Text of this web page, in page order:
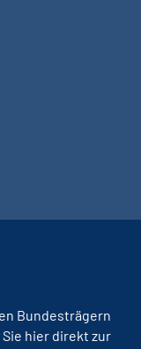
Bundesträgern
Sie hier direkt zur